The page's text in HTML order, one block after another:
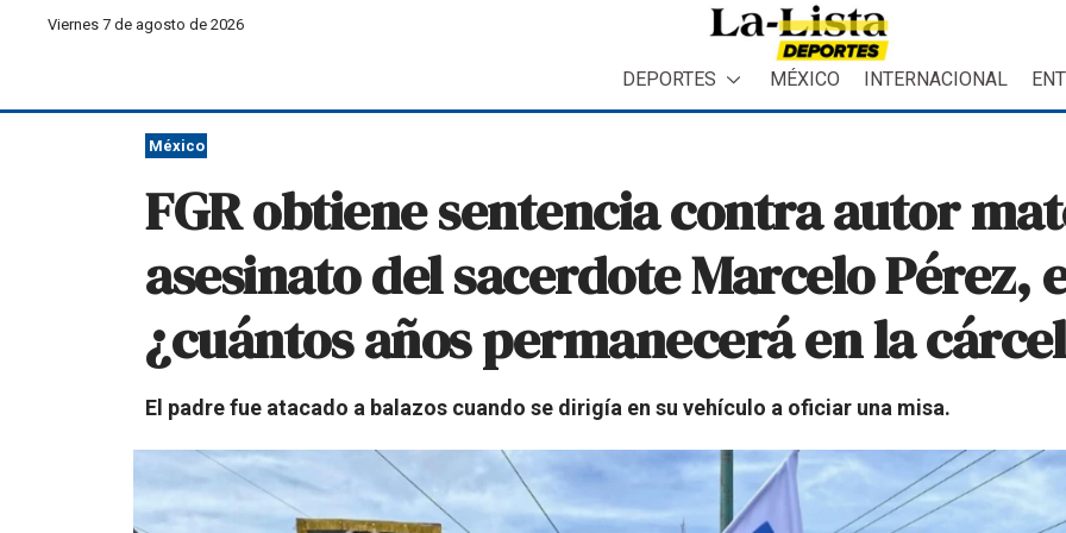
Viernes 7 de agosto de 2026
DEPORTES MÉXICO INTERNACIONAL
México
FGR obtiene sentencia contra autor
asesinato del sacerdote Marcelo Pérez,
¿cuántos años permanecerá en la
El padre fue atacado a balazos cuando se dirigía en su vehículo a oficiar una misa.